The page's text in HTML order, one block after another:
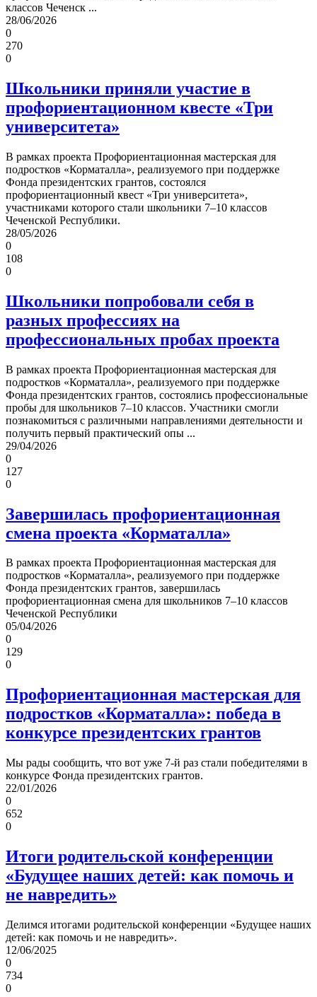
классов Чеченск ...
28/06/2026
0
270
0
Школьники приняли участие в
профориентационном квесте «Три
университета»
В рамках проекта Профориентационная мастерская для
подростков «Корматалла», реализуемого при поддержке
Фонда президентских грантов, состоялся
профориентационный квест «Три университета»,
участниками которого стали школьники 7–10 классов
Чеченской Республики.
28/05/2026
0
108
0
Школьники попробовали себя в
разных профессиях на
профессиональных пробах проекта
В рамках проекта Профориентационная мастерская для
подростков «Корматалла», реализуемого при поддержке
Фонда президентских грантов, состоялись профессиональные
пробы для школьников 7–10 классов. Участники смогли
познакомиться с различными направлениями деятельности и
получить первый практический опы ...
29/04/2026
0
127
0
Завершилась профориентационная
смена проекта «Корматалла»
В рамках проекта Профориентационная мастерская для
подростков «Корматалла», реализуемого при поддержке
Фонда президентских грантов, завершилась
профориентационная смена для школьников 7–10 классов
Чеченской Республики
05/04/2026
0
129
0
Профориентационная мастерская для
подростков «Корматалла»: победа в
конкурсе президентских грантов
Мы рады сообщить, что вот уже 7-й раз стали победителями в
конкурсе Фонда президентских грантов.
22/01/2026
0
652
0
Итоги родительской конференции
«Будущее наших детей: как помочь и
не навредить»
Делимся итогами родительской конференции «Будущее наших
детей: как помочь и не навредить».
12/06/2025
0
734
0